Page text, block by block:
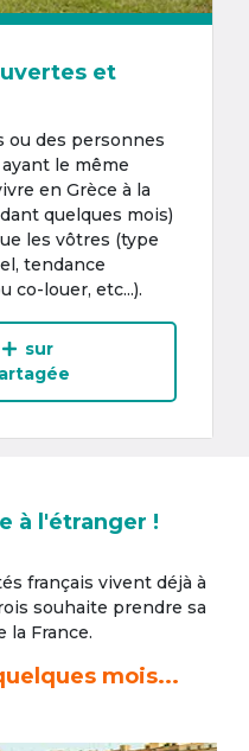
et
ou des personnes
le même
en Grèce à la
quelques mois)
les vôtres (type
tendance
co-louer, etc...).
sur
à l'étranger !
français vivent déjà à
souhaite prendre sa
la France.
mois...